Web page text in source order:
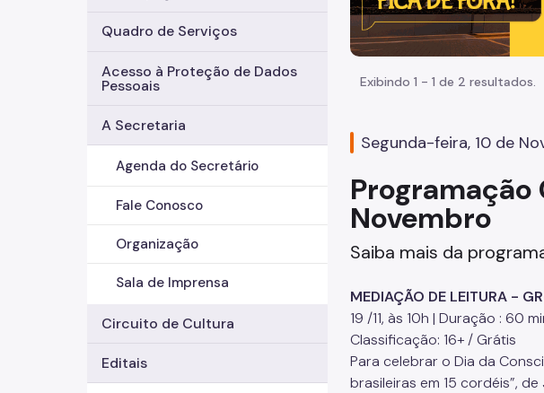
Quadro de Serviços
Acesso à Proteção de Dados
Pessoais
A Secretaria
Agenda do Secretário
Fale Conosco
Organização
Sala de Imprensa
Circuito de Cultura
Editais
Exibindo 1 - 1 de 2 resultados.
Segunda-feira, 10 de
Programação
Novembro
Saiba mais da
MEDIAÇÃO DE LEITURA -
19 /11, às 10h | Duração : 60
Classificação: 16+ / Grátis
Para celebrar o Dia da
brasileiras em 15 cordéis”,